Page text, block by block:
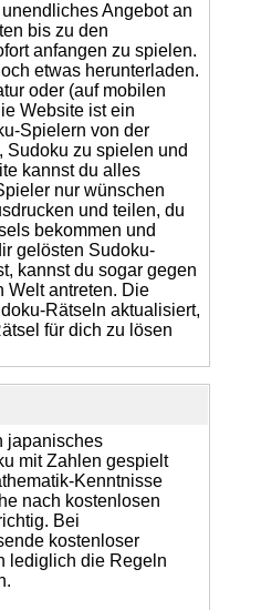
Angebot an
bis zu den
anfangen zu spielen.
etwas herunterladen.
oder (auf mobilen
Website ist ein
Spielern von der
Sudoku zu spielen und
kannst du alles
nur wünschen
und teilen, du
bekommen und
gelösten Sudoku-
kannst du sogar gegen
Welt antreten. Die
Rätseln aktualisiert,
für dich zu lösen
japanisches
mit Zahlen gespielt
Kenntnisse
nach kostenlosen
Bei
kostenloser
lediglich die Regeln